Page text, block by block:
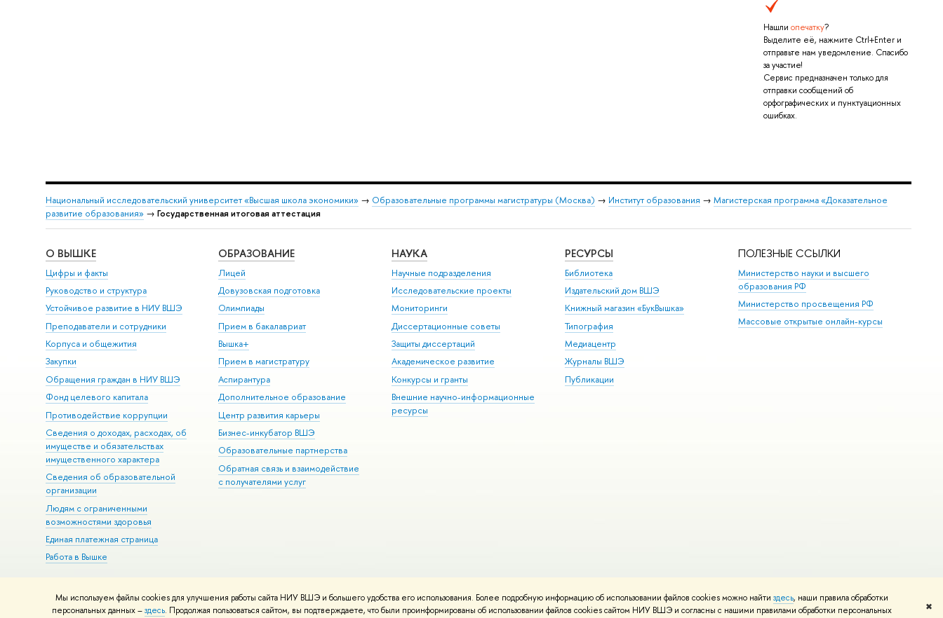
Мы используем файлы cookies для улучшения работы сайта НИУ ВШЭ и большего удобства его использования. Более подробную информацию об использовании файлов cookies можно найти здесь, наши правила обработки
персональных данных –здесь. Продолжая пользоваться сайтом, вы подтверждаете, что были проинформированы об использовании файлов cookies сайтом НИУ ВШЭ и согласны с нашими правилами обработки персональных
✖
Нашли опечатку?
Выделите её, нажмите Ctrl+Enter и
отправьте нам уведомление. Спасибо
за участие!
Сервис предназначен только для
отправки сообщений об
орфографических и пунктуационных
ошибках.
Национальный исследовательский университет «Высшая школа экономики» → Образовательные программы магистратуры (Москва) → Институт образования → Магистерская программа «Доказательное
развитие образования» → Государственная итоговая аттестация
О ВЫШКЕ
Цифры и факты
Руководство и структура
Устойчивое развитие в НИУ ВШЭ
Преподаватели и сотрудники
Корпуса и общежития
Закупки
Обращения граждан в НИУ ВШЭ
Фонд целевого капитала
Противодействие коррупции
Сведения о доходах, расходах, об
имуществе и обязательствах
имущественного характера
Сведения об образовательной
организации
Людям с ограниченными
возможностями здоровья
Единая платежная страница
Работа в Вышке
ОБРАЗОВАНИЕ
Лицей
Довузовская подготовка
Олимпиады
Прием в бакалавриат
Вышка+
Прием в магистратуру
Аспирантура
Дополнительное образование
Центр развития карьеры
Бизнес-инкубатор ВШЭ
Образовательные партнерства
Обратная связь и взаимодействие
с получателями услуг
НАУКА
Научные подразделения
Исследовательские проекты
Мониторинги
Диссертационные советы
Защиты диссертаций
Академическое развитие
Конкурсы и гранты
Внешние научно-информационные
ресурсы
РЕСУРСЫ
Библиотека
Издательский дом ВШЭ
Книжный магазин «БукВышка»
Типография
Медиацентр
Журналы ВШЭ
Публикации
ПОЛЕЗНЫЕ ССЫЛКИ
Министерство науки и высшего
образования РФ
Министерство просвещения РФ
Массовые открытые онлайн-курсы
Редактору
© НИУ ВШЭ 1993–2026 Адреса и контакты Условия использования материалов Политика конфиденциальности Карта сайта
Шрифты HSE Sans и HSE Slab разработаны вШколе дизайна НИУ ВШЭ